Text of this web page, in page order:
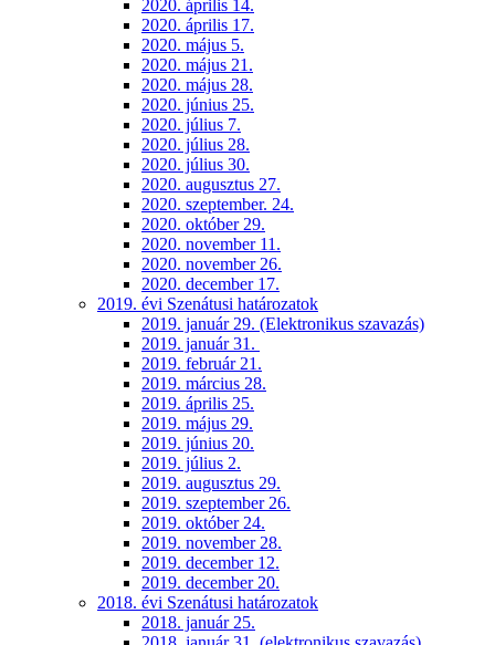
2020. április 14.
2020. április 17.
2020. május 5.
2020. május 21.
2020. május 28.
2020. június 25.
2020. július 7.
2020. július 28.
2020. július 30.
2020. augusztus 27.
2020. szeptember. 24.
2020. október 29.
2020. november 11.
2020. november 26.
2020. december 17.
2019. évi Szenátusi határozatok
2019. január 29. (Elektronikus szavazás)
2019. január 31.
2019. február 21.
2019. március 28.
2019. április 25.
2019. május 29.
2019. június 20.
2019. július 2.
2019. augusztus 29.
2019. szeptember 26.
2019. október 24.
2019. november 28.
2019. december 12.
2019. december 20.
2018. évi Szenátusi határozatok
2018. január 25.